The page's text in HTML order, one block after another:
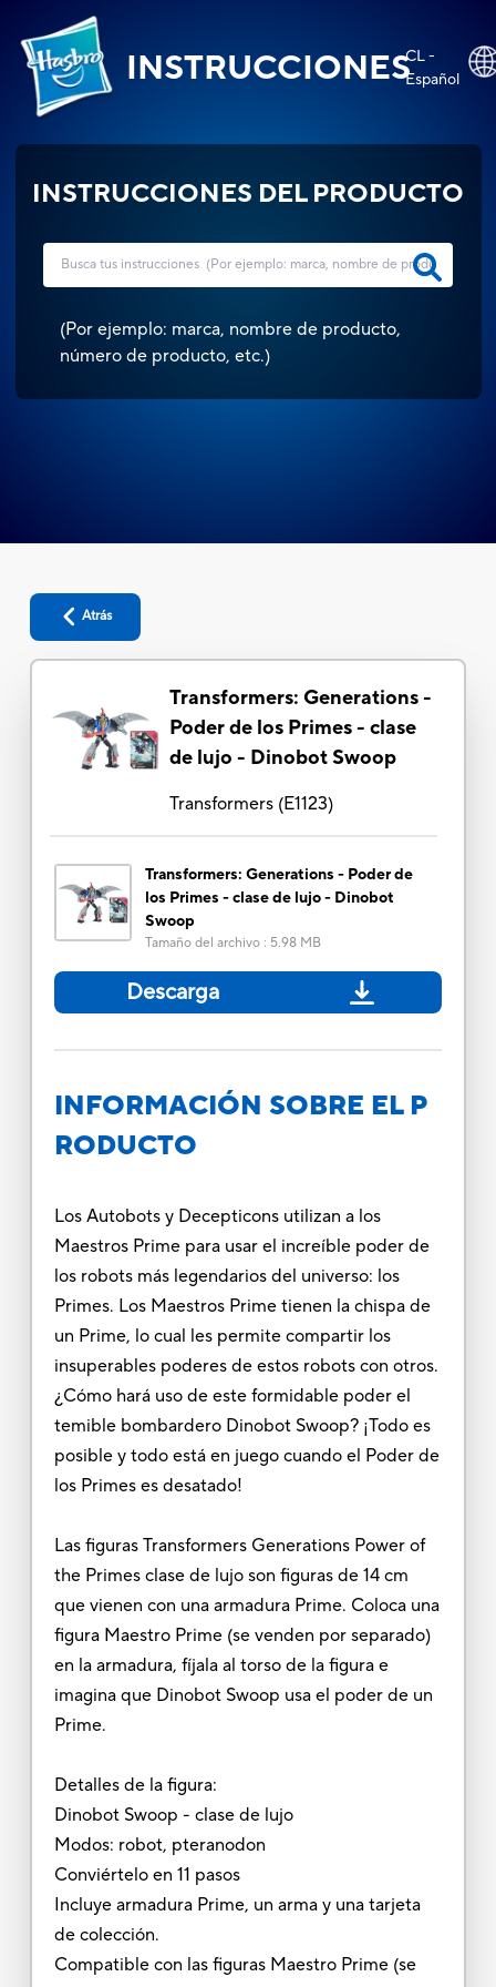
INSTRUCCIONESCL -
Español
INSTRUCCIONES DEL PRODUCTO
(Por ejemplo: marca, nombre de producto,
número de producto, etc.)
Atrás
Transformers: Generations -
Poder de los Primes - clase
de lujo - Dinobot Swoop
Transformers(E1123)
Transformers: Generations - Poder de
los Primes - clase de lujo - Dinobot
Swoop
Tamaño del archivo: 5.98 MB
Descarga
INFORMACIÓN SOBRE EL P
RODUCTO
Los Autobots y Decepticons utilizan a los
Maestros Prime para usar el increíble poder de
los robots más legendarios del universo: los
Primes. Los Maestros Prime tienen la chispa de
un Prime, lo cual les permite compartir los
insuperables poderes de estos robots con otros.
¿Cómo hará uso de este formidable poder el
temible bombardero Dinobot Swoop? ¡Todo es
posible y todo está en juego cuando el Poder de
los Primes es desatado!
Las figuras Transformers Generations Power of
the Primes clase de lujo son figuras de 14 cm
que vienen con una armadura Prime. Coloca una
figura Maestro Prime (se venden por separado)
en la armadura, fíjala al torso de la figura e
imagina que Dinobot Swoop usa el poder de un
Prime.
Detalles de la figura:
Dinobot Swoop - clase de lujo
Modos: robot, pteranodon
Conviértelo en 11 pasos
Incluye armadura Prime, un arma y una tarjeta
de colección.
Compatible con las figuras Maestro Prime (se